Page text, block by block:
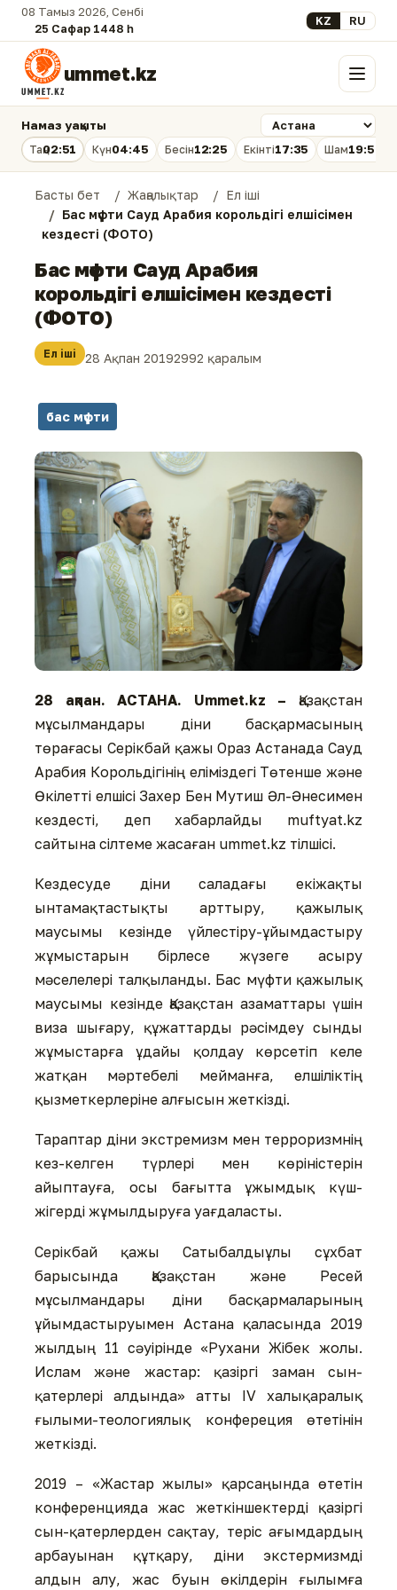
08 Тамыз 2026, Сенбі
25 Сафар 1448 һ.
Select your
KZ RU
ummet.kz Мәзір
Намаз уақыты
Таң02:51 Күн04:45 Бесін12:25 Екінті17:35 Шам19:54
Басты бет Жаңалықтар
Ел іші
Бас мүфти Сауд Арабия корольдігі елшісімен
кездесті (ФОТО)
Бас мүфти Сауд Арабия
корольдігі елшісімен кездесті
(ФОТО)
Ел іші 28 Ақпан 20192992 қаралым
бас мүфти
28 ақпан. АСТАНА. Ummet.kz – Қазақстан
мұсылмандары діни басқармасының
төрағасы Серікбай қажы Ораз Астанада Сауд
Арабия Корольдігінің еліміздегі Төтенше және
Өкілетті елшісі Захер Бен Мутиш Әл-Әнесимен
кездесті, деп хабарлайды muftyat.kz
сайтына сілтеме жасаған ummet.kz тілшісі.
Кездесуде діни саладағы екіжақты
ынтамақтастықты арттыру, қажылық
маусымы кезінде үйлестіру-ұйымдастыру
жұмыстарын бірлесе жүзеге асыру
мәселелері талқыланды. Бас мүфти қажылық
маусымы кезінде Қазақстан азаматтары үшін
виза шығару, құжаттарды рәсімдеу сынды
жұмыстарға ұдайы қолдау көрсетіп келе
жатқан мәртебелі мейманға, елшіліктің
қызметкерлеріне алғысын жеткізді.
Тараптар діни экстремизм мен терроризмнің
кез-келген түрлері мен көріністерін
айыптауға, осы бағытта ұжымдық күш-
жігерді жұмылдыруға уағдаласты.
Серікбай қажы Сатыбалдыұлы сұхбат
барысында Қазақстан және Ресей
мұсылмандары діни басқармаларының
ұйымдастыруымен Астана қаласында 2019
жылдың 11 сәуірінде «Рухани Жібек жолы.
Ислам және жастар: қазіргі заман сын-
қатерлері алдында» атты IV халықаралық
ғылыми-теологиялық конфереция өтетінін
жеткізді.
2019 – «Жастар жылы» қарсаңында өтетін
конференцияда жас жеткіншектерді қазіргі
сын-қатерлерден сақтау, теріс ағымдардың
арбауынан құтқару, діни экстермизмді
алдын алу, жас буын өкілдерін ғылымға